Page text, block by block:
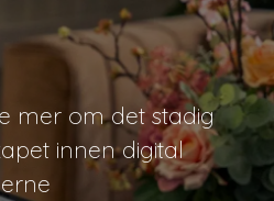
mer om det stadig
innen digital